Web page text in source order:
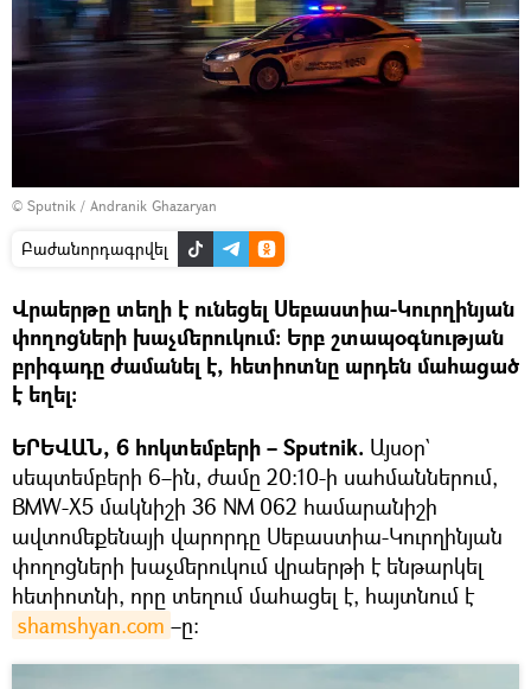
© Sputnik / Andranik Ghazaryan
Բաժանորդագրվել
Վրաերթը տեղի է ունեցել Սեբաստիա-Կուրղինյան
փողոցների խաչմերուկում։ Երբ շտապօգնության
բրիգադը ժամանել է, հետիոտնը արդեն մահացած
է եղել։
ԵՐԵՎԱՆ, 6 հոկտեմբերի – Sputnik. Այսօր`
սեպտեմբերի 6–ին, ժամը 20:10-ի սահմաններում,
BMW-X5 մակնիշի 36 NM 062 համարանիշի
ավտոմեքենայի վարորդը Սեբաստիա-Կուրղինյան
փողոցների խաչմերուկում վրաերթի է ենթարկել
հետիոտնի, որը տեղում մահացել է, հայտնում է
shamshyan.com –ը: